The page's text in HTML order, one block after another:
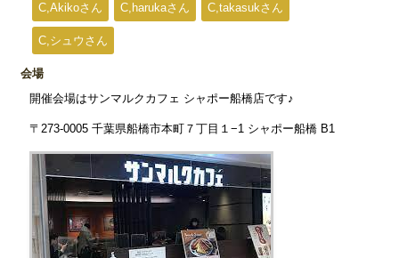
C,Akikoさん C,harukaさん C,takasukさん
C,シュウさん
会場
開催会場はサンマルクカフェ シャポー船橋店です♪
〒273-0005 千葉県船橋市本町７丁目１−1 シャポー船橋 B1